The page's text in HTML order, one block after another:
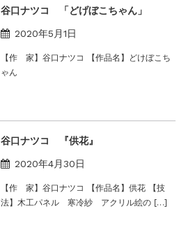
谷口ナツコ 「どげぼこちゃん」
2020年5月1日
【作 家】谷口ナツコ 【作品名】どけぼこち
ゃん
谷口ナツコ 『供花』
2020年4月30日
【作 家】谷口ナツコ 【作品名】供花 【技
法】木工パネル 寒冷紗 アクリル絵の […]